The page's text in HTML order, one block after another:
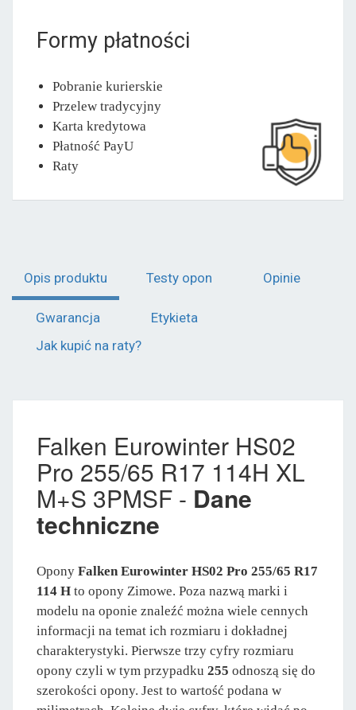
Formy płatności
Pobranie kurierskie
Przelew tradycyjny
Karta kredytowa
Płatność PayU
Raty
Opis produktu Testy opon Opinie
Gwarancja
Etykieta
Jak kupić na raty?
Falken Eurowinter HS02
Pro 255/65 R17 114H XL
M+S 3PMSF - Dane
techniczne
Opony Falken Eurowinter HS02 Pro 255/65 R17
114 H to opony Zimowe. Poza nazwą marki i
modelu na oponie znaleźć można wiele cennych
informacji na temat ich rozmiaru i dokładnej
charakterystyki. Pierwsze trzy cyfry rozmiaru
opony czyli w tym przypadku 255 odnoszą się do
szerokości opony. Jest to wartość podana w